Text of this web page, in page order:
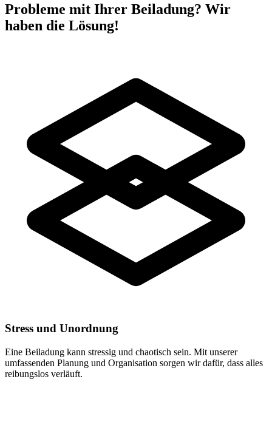
Probleme mit Ihrer Beiladung? Wir
haben die Lösung!
Stress und Unordnung
Eine Beiladung kann stressig und chaotisch sein. Mit unserer
umfassenden Planung und Organisation sorgen wir dafür, dass alles
reibungslos verläuft.